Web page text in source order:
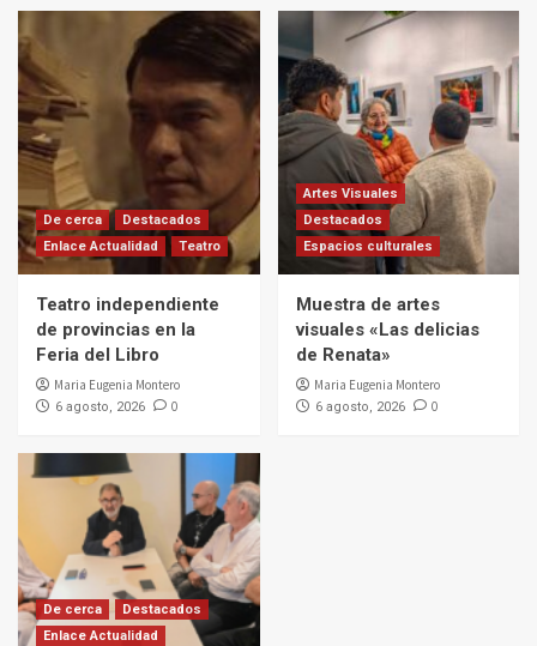
De cerca
Destacados
Enlace Actualidad
Teatro
Teatro independiente
de provincias en la
Feria del Libro
Maria Eugenia Montero
6 agosto, 2026 0
Artes Visuales
Destacados
Espacios culturales
Muestra de artes
visuales «Las delicias
de Renata»
Maria Eugenia Montero
6 agosto, 2026 0
De cerca
Destacados
Enlace Actualidad